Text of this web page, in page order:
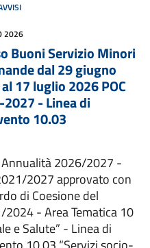
2026
Buoni Servizio Minori
dal 29 giugno
17 luglio 2026 POC
- Linea di
10.03
2026/2027 -
2027 approvato con
di Coesione del
- Area Tematica 10
e Salute” - Linea di